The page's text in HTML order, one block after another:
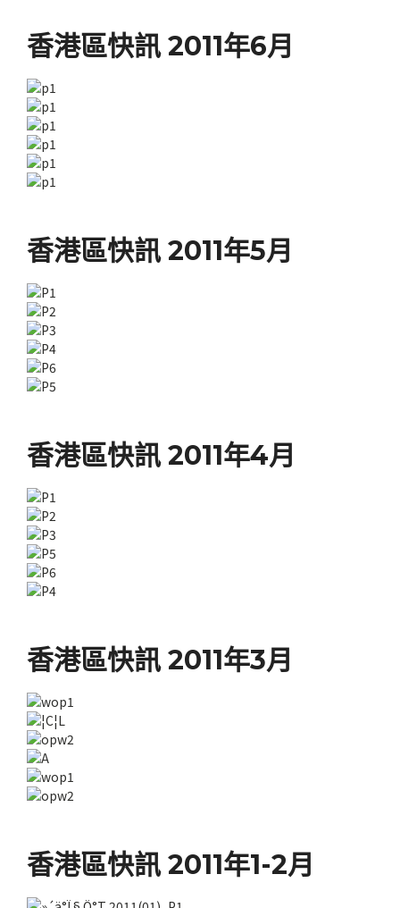
香港區快訊 2011年6月
香港區快訊 2011年5月
香港區快訊 2011年4月
香港區快訊 2011年3月
香港區快訊 2011年1-2月